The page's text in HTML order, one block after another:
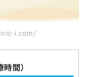
i.com/
間）